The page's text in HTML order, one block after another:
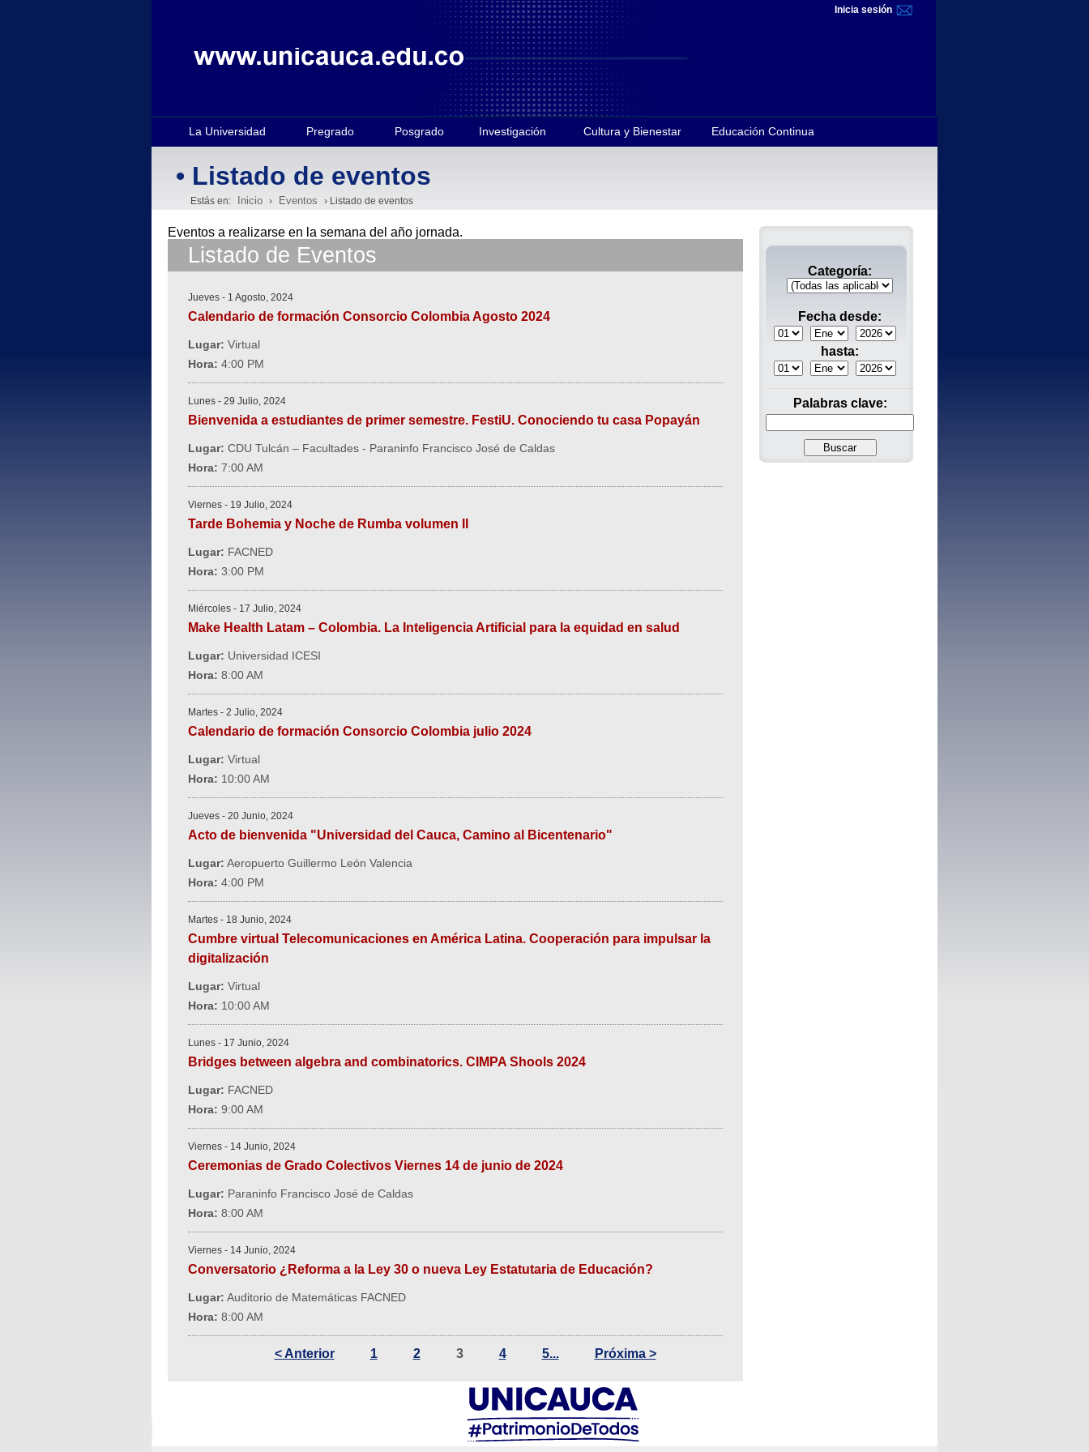
Inicia sesión
La Universidad Pregrado Posgrado Investigación Cultura y Bienestar Educación Continua
• Listado de eventos
Estás en: Inicio › Eventos › Listado de eventos
Eventos a realizarse en la semana del año jornada.
Listado de Eventos
Jueves - 1 Agosto, 2024
Calendario de formación Consorcio Colombia Agosto 2024
Lugar: Virtual
Hora: 4:00 PM
Lunes - 29 Julio, 2024
Bienvenida a estudiantes de primer semestre. FestiU. Conociendo tu casa Popayán
Lugar: CDU Tulcán – Facultades - Paraninfo Francisco José de Caldas
Hora: 7:00 AM
Viernes - 19 Julio, 2024
Tarde Bohemia y Noche de Rumba volumen II
Lugar: FACNED
Hora: 3:00 PM
Miércoles - 17 Julio, 2024
Make Health Latam – Colombia. La Inteligencia Artificial para la equidad en salud
Lugar: Universidad ICESI
Hora: 8:00 AM
Martes - 2 Julio, 2024
Calendario de formación Consorcio Colombia julio 2024
Lugar: Virtual
Hora: 10:00 AM
Jueves - 20 Junio, 2024
Acto de bienvenida "Universidad del Cauca, Camino al Bicentenario"
Lugar: Aeropuerto Guillermo León Valencia
Hora: 4:00 PM
Martes - 18 Junio, 2024
Cumbre virtual Telecomunicaciones en América Latina. Cooperación para impulsar la
digitalización
Lugar: Virtual
Hora: 10:00 AM
Lunes - 17 Junio, 2024
Bridges between algebra and combinatorics. CIMPA Shools 2024
Lugar: FACNED
Hora: 9:00 AM
Viernes - 14 Junio, 2024
Ceremonias de Grado Colectivos Viernes 14 de junio de 2024
Lugar: Paraninfo Francisco José de Caldas
Hora: 8:00 AM
Viernes - 14 Junio, 2024
Conversatorio ¿Reforma a la Ley 30 o nueva Ley Estatutaria de Educación?
Lugar: Auditorio de Matemáticas FACNED
Hora: 8:00 AM
< Anterior 1 2 3 4 5... Próxima >
Categoría:
Fecha desde:
hasta:
Palabras clave: